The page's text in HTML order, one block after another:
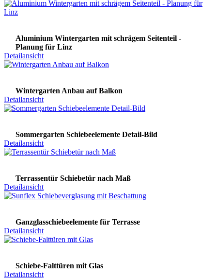
Aluminium Wintergarten mit schrägem Seitenteil -
Planung für Linz
Detailansicht
Wintergarten Anbau auf Balkon
Detailansicht
Sommergarten Schiebeelemente Detail-Bild
Detailansicht
Terrassentür Schiebetür nach Maß
Detailansicht
Ganzglasschiebeelemente für Terrasse
Detailansicht
Schiebe-Falttüren mit Glas
Detailansicht